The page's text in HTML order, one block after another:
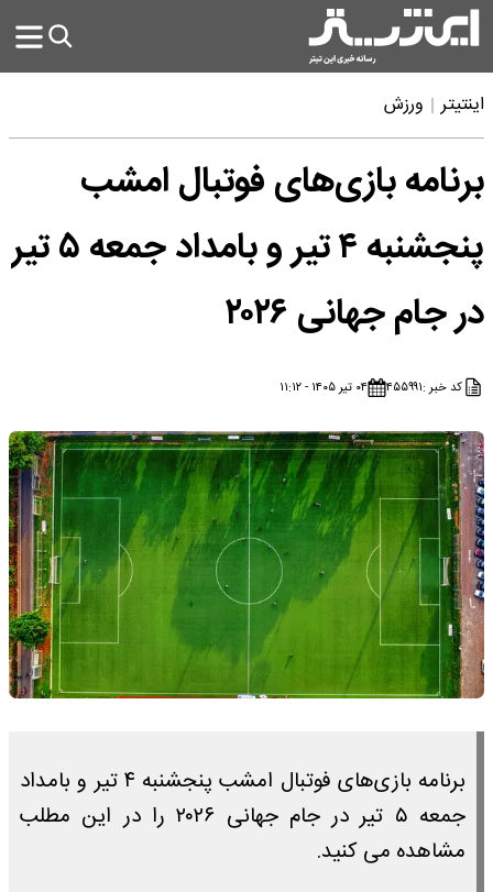
اینتیتر ورزش
برنامه بازی‌های فوتبال امشب
پنجشنبه ۴ تیر و بامداد جمعه ۵ تیر
در جام جهانی ۲۰۲۶
کد خبر :۴۵۵۹۹۱ ۰۴ تیر ۱۴۰۵ - ۱۱:۱۲
برنامه بازی‌های فوتبال امشب پنجشنبه ۴ تیر و بامداد
جمعه ۵ تیر در جام جهانی ۲۰۲۶ را در این مطلب
مشاهده می کنید.